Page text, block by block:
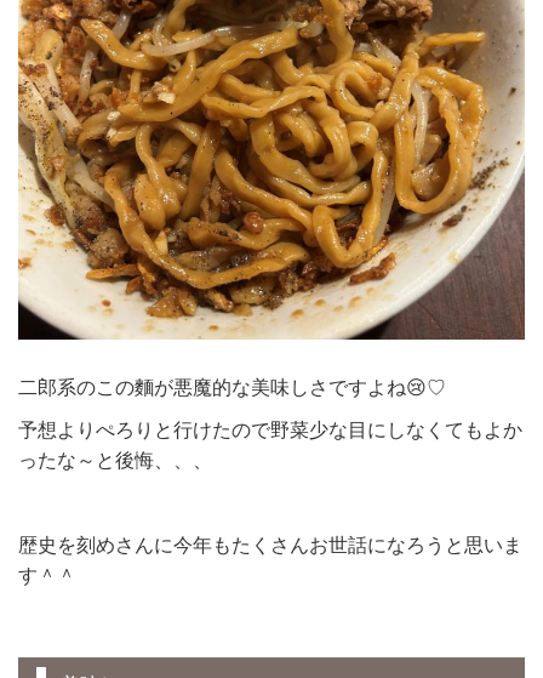
二郎系のこの麵が悪魔的な美味しさですよね😢♡
予想よりぺろりと行けたので野菜少な目にしなくてもよか
ったな～と後悔、、、
歴史を刻めさんに今年もたくさんお世話になろうと思いま
す＾＾